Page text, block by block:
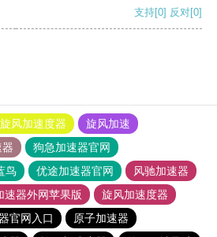
支持[0] 反对[0]
旋风加速度器
旋风加速
狗急加速器官网
鸟 优途加速器官网
风驰加速器
速器外网苹果版
旋风加速度器
官网入口
原子加速器